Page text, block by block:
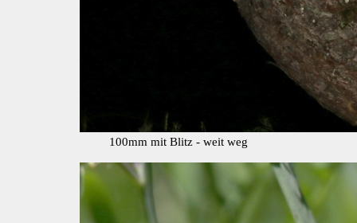
100mm mit Blitz - weit weg